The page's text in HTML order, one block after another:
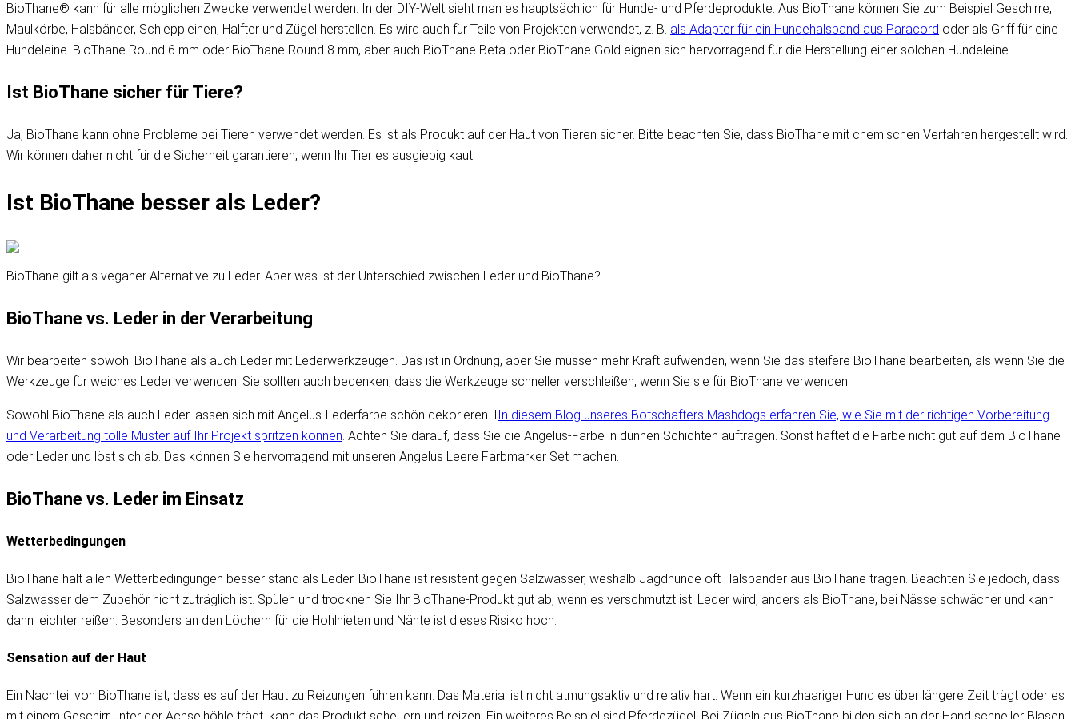
BioThane® kann für alle möglichen Zwecke verwendet werden. In der DIY-Welt sieht man es hauptsächlich für Hunde- und Pferdeprodukte. Aus BioThane können Sie zum Beispiel Geschirre,
Maulkörbe, Halsbänder, Schleppleinen, Halfter und Zügel herstellen. Es wird auch für Teile von Projekten verwendet, z. B. als Adapter für ein Hundehalsband aus Paracord oder als Griff für eine
Hundeleine. BioThane Round 6 mm oder BioThane Round 8 mm, aber auch BioThane Beta oder BioThane Gold eignen sich hervorragend für die Herstellung einer solchen Hundeleine.
Ist BioThane sicher für Tiere?
Ja, BioThane kann ohne Probleme bei Tieren verwendet werden. Es ist als Produkt auf der Haut von Tieren sicher. Bitte beachten Sie, dass BioThane mit chemischen Verfahren hergestellt wird.
Wir können daher nicht für die Sicherheit garantieren, wenn Ihr Tier es ausgiebig kaut.
Ist BioThane besser als Leder?
BioThane gilt als veganer Alternative zu Leder. Aber was ist der Unterschied zwischen Leder und BioThane?
BioThane vs. Leder in der Verarbeitung
Wir bearbeiten sowohl BioThane als auch Leder mit Lederwerkzeugen. Das ist in Ordnung, aber Sie müssen mehr Kraft aufwenden, wenn Sie das steifere BioThane bearbeiten, als wenn Sie die
Werkzeuge für weiches Leder verwenden. Sie sollten auch bedenken, dass die Werkzeuge schneller verschleißen, wenn Sie sie für BioThane verwenden.
Sowohl BioThane als auch Leder lassen sich mit Angelus-Lederfarbe schön dekorieren. I In diesem Blog unseres Botschafters Mashdogs erfahren Sie, wie Sie mit der richtigen Vorbereitung
und Verarbeitung tolle Muster auf Ihr Projekt spritzen können . Achten Sie darauf, dass Sie die Angelus-Farbe in dünnen Schichten auftragen. Sonst haftet die Farbe nicht gut auf dem BioThane
oder Leder und löst sich ab. Das können Sie hervorragend mit unseren Angelus Leere Farbmarker Set machen.
BioThane vs. Leder im Einsatz
Wetterbedingungen
BioThane hält allen Wetterbedingungen besser stand als Leder. BioThane ist resistent gegen Salzwasser, weshalb Jagdhunde oft Halsbänder aus BioThane tragen. Beachten Sie jedoch, dass
Salzwasser dem Zubehör nicht zuträglich ist. Spülen und trocknen Sie Ihr BioThane-Produkt gut ab, wenn es verschmutzt ist. Leder wird, anders als BioThane, bei Nässe schwächer und kann
dann leichter reißen. Besonders an den Löchern für die Hohlnieten und Nähte ist dieses Risiko hoch.
Sensation auf der Haut
Ein Nachteil von BioThane ist, dass es auf der Haut zu Reizungen führen kann. Das Material ist nicht atmungsaktiv und relativ hart. Wenn ein kurzhaariger Hund es über längere Zeit trägt oder es